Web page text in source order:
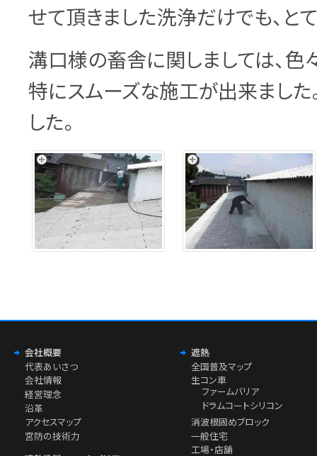
せて頂きました洗浄だけでも、と
溝口様の畜舎に関しましては、色
特にスムーズな施工が出来ました
した。
会社概要
代表あいさつ
会社情報
経営理念
沿革
アクセスマップ
宮防の技術力
遮熱
全国普及マップ
生コン車
ファームバリア
ドラムコートシリコン
消波根固めブロック
一般住宅
工場・店舗